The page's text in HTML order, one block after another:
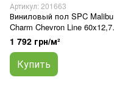
Артикул: 201663
Виниловый пол SPC Malibu
Charm Chevron Line 60x12,7
(5/0.5mm), BlissGround
1 792 грн/м²
Купить